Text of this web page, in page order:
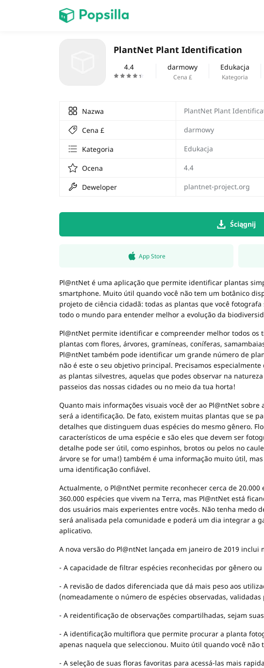
PlantNet Plant Identification
4.4 darmowy
Cena £
Edukacja
Kategoria
Nazwa PlantNet Plant
Cena £ darmowy
Kategoria Edukacja
Ocena 4.4
Deweloper plantnet-project.org
Ściągnij
App Store
Pl@ntNet é uma aplicação que permite identificar plantas
smartphone. Muito útil quando você não tem um botânico
projeto de ciência cidadã: todas as plantas que você
todo o mundo para entender melhor a evolução da
Pl@ntNet permite identificar e compreender melhor todos os
plantas com flores, árvores, gramíneas, coníferas,
Pl@ntNet também pode identificar um grande número de
não é este o seu objetivo principal. Precisamos
as plantas silvestres, aquelas que podes observar na
passeios das nossas cidades ou no meio da tua horta!
Quanto mais informações visuais você der ao Pl@ntNet
será a identificação. De fato, existem muitas plantas que se
detalhes que distinguem duas espécies do mesmo gênero.
característicos de uma espécie e são eles que devem ser
detalhe pode ser útil, como espinhos, brotos ou pelos no
árvore se for uma!) também é uma informação muito útil,
uma identificação confiável.
Actualmente, o Pl@ntNet permite reconhecer cerca de
360.000 espécies que vivem na Terra, mas Pl@ntNet está
dos usuários mais experientes entre vocês. Não tenha medo
será analisada pela comunidade e poderá um dia integrar a
aplicativo.
A nova versão do Pl@ntNet lançada em janeiro de 2019 inclui
- A capacidade de filtrar espécies reconhecidas por gênero
- A revisão de dados diferenciada que dá mais peso aos
(nomeadamente o número de espécies observadas,
- A reidentificação de observações compartilhadas, sejam
- A identificação multiflora que permite procurar a planta
apenas naquela que seleccionou. Muito útil quando você
- A seleção de suas floras favoritas para acessá-las mais